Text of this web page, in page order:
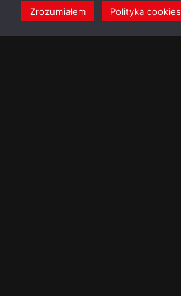
Zrozumiałem
Polityka cookies